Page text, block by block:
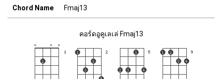
Chord Name Fmaj13
คอร์ดอูคูเลเล่ Fmaj13